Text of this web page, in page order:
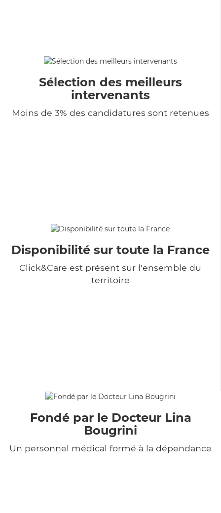
Sélection des meilleurs
intervenants
Moins de 3% des candidatures sont retenues
Disponibilité sur toute la France
Click&Care est présent sur l'ensemble du
territoire
Fondé par le Docteur Lina
Bougrini
Un personnel médical formé à la dépendance